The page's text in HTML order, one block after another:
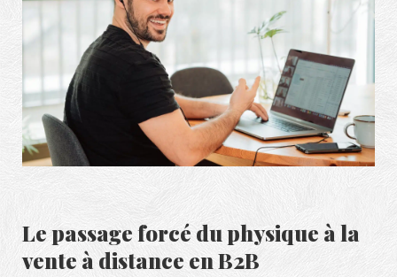
Le passage forcé du physique à la
vente à distance en B2B